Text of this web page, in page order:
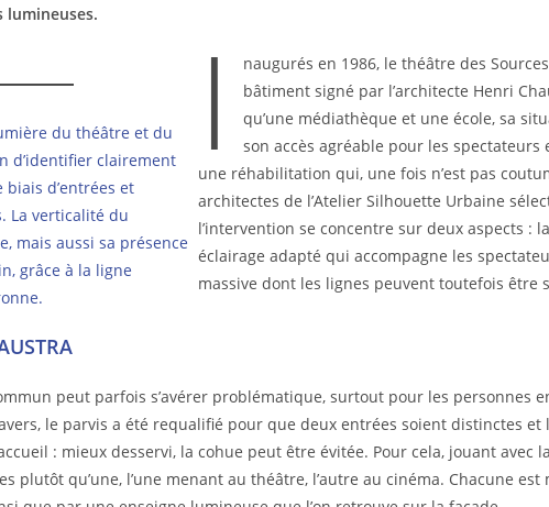
lumineuses.
du théâtre et du
d’identifier clairement
d’entrées et
La verticalité du
mais aussi sa présence
grâce à la ligne
I
naugurés en 1986, le théâtre des
bâtiment signé par l’architecte Henri
qu’une médiathèque et une école, sa
son accès agréable pour les spectateurs
une réhabilitation qui, une fois n’est pas
architectes de l’Atelier Silhouette Urbaine
l’intervention se concentre sur deux aspects :
éclairage adapté qui accompagne les
massive dont les lignes peuvent toutefois être
peut parfois s’avérer problématique, surtout pour les personnes
le parvis a été requalifié pour que deux entrées soient distinctes et
: mieux desservi, la cohue peut être évitée. Pour cela, jouant avec
plutôt qu’une, l’une menant au théâtre, l’autre au cinéma. Chacune